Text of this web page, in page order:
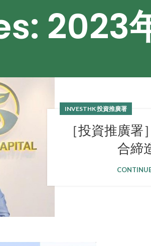
2023
INVESTHK 投資推廣署
［投資推廣
合締